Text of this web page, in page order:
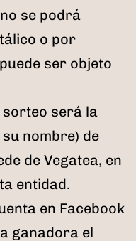
se podrá
o por
ser objeto
será la
nombre) de
de Vegatea, en
entidad.
en Facebook
ganadora el